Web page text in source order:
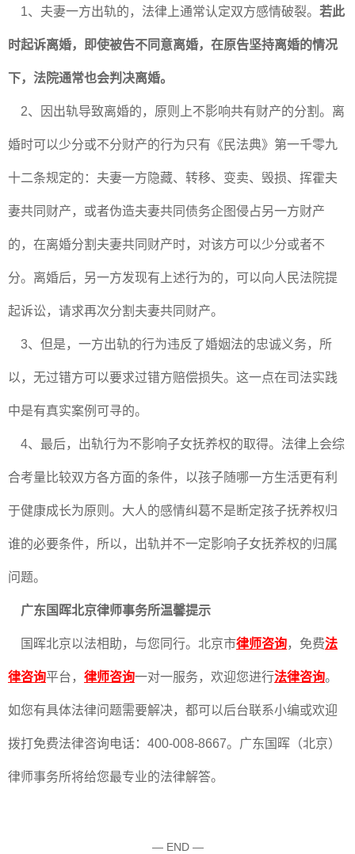
1、夫妻一方出轨的，法律上通常认定双方感情破裂。 若此
时起诉离婚，即使被告不同意离婚，在原告坚持离婚的情况
下，法院通常也会判决离婚。
2、因出轨导致离婚的，原则上不影响共有财产的分割。离
婚时可以少分或不分财产的行为只有《民法典》第一千零九
十二条规定的：夫妻一方隐藏、转移、变卖、毁损、挥霍夫
妻共同财产，或者伪造夫妻共同债务企图侵占另一方财产
的，在离婚分割夫妻共同财产时，对该方可以少分或者不
分。离婚后，另一方发现有上述行为的，可以向人民法院提
起诉讼，请求再次分割夫妻共同财产。
3、但是，一方出轨的行为违反了婚姻法的忠诚义务，所
以，无过错方可以要求过错方赔偿损失。这一点在司法实践
中是有真实案例可寻的。
4、最后，出轨行为不影响子女抚养权的取得。法律上会综
合考量比较双方各方面的条件，以孩子随哪一方生活更有利
于健康成长为原则。大人的感情纠葛不是断定孩子抚养权归
谁的必要条件，所以，出轨并不一定影响子女抚养权的归属
问题。
广东国晖北京律师事务所温馨提示
国晖北京以法相助，与您同行。北京市律师咨询，免费法
律咨询平台， 律师咨询一对一服务，欢迎您进行法律咨询。
如您有具体法律问题需要解决，都可以后台联系小编或欢迎
拨打免费法律咨询电话：400-008-8667。广东国晖（北京）
律师事务所将给您最专业的法律解答。
— END —